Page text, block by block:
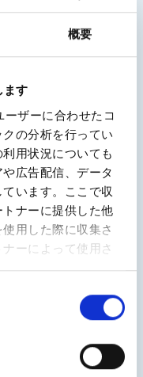
概要
ます
ザーに合わせたコ
の分析を行ってい
用状況についても
広告配信、データ
います。ここで収
ナーに提供した他
用した際に収集さ
ーによって使用さ
教授
」は放置せずに受
前十字靭帯（AC
渋川医療センター 整
期の受診で納得の